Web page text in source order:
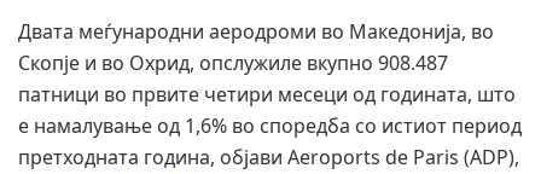
Двата меѓународни аеродроми во Македонија, во
Скопјe и во Охрид, опслужиле вкупно 908.487
патници во првите четири месеци од годината, што
е намалување од 1,6% во споредба со истиот период
претходната година, објави Aeroports de Paris (ADP),